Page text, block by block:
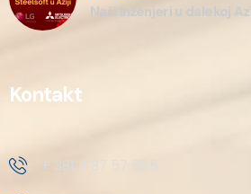
Naši inženjeri u dalekoj Aziji
Kontakt
+ 381 11 37 57 555